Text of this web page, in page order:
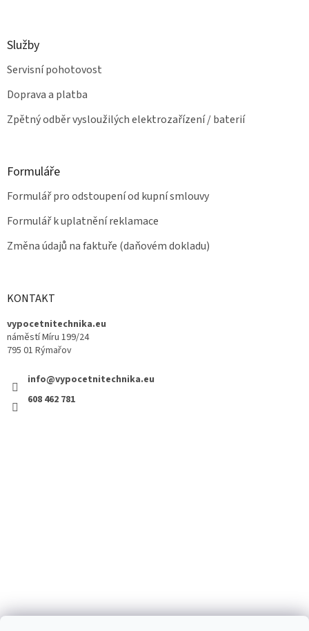
Služby
Servisní pohotovost
Doprava a platba
Zpětný odběr vysloužilých elektrozařízení / baterií
Formuláře
Formulář pro odstoupení od kupní smlouvy
Formulář k uplatnění reklamace
Změna údajů na faktuře (daňovém dokladu)
KONTAKT
vypocetnitechnika.eu
náměstí Míru 199/24
795 01 Rýmařov
info@vypocetnitechnika.eu
608 462 781